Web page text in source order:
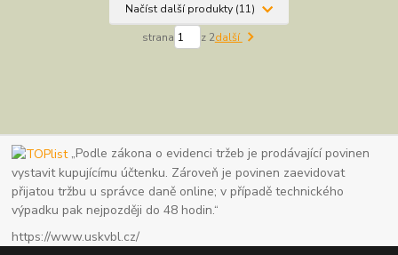
Načíst další produkty (11)
strana z 2další
„Podle zákona o evidenci tržeb je prodávající povinen
vystavit kupujícímu účtenku. Zároveň je povinen zaevidovat
přijatou tržbu u správce daně online; v případě technického
výpadku pak nejpozději do 48 hodin.“
https://www.uskvbl.cz/